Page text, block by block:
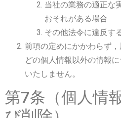
当社の業務の適正な
おそれがある場合
その他法令に違反す
前項の定めにかかわらず
どの個人情報以外の情報
いたしません。
第7条（個人情